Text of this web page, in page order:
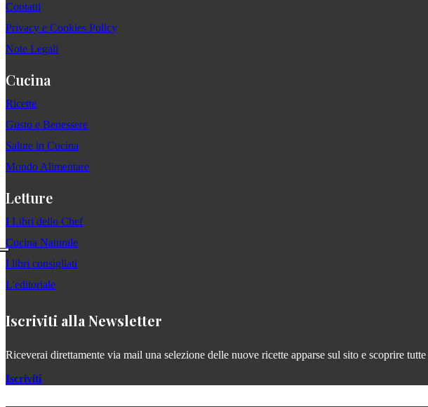
Contatti
Privacy e Cookies Policy
Note Legali
Cucina
Ricette
Gusto e Benessere
Salute in Cucina
Mondo Alimentare
Letture
I Libri dello Chef
Cucina Naturale
I libri consigliati
L'editoriale
Iscriviti alla Newsletter
Riceverai direttamente via mail una selezione delle nuove ricette apparse sul sito e scoprire
Iscriviti